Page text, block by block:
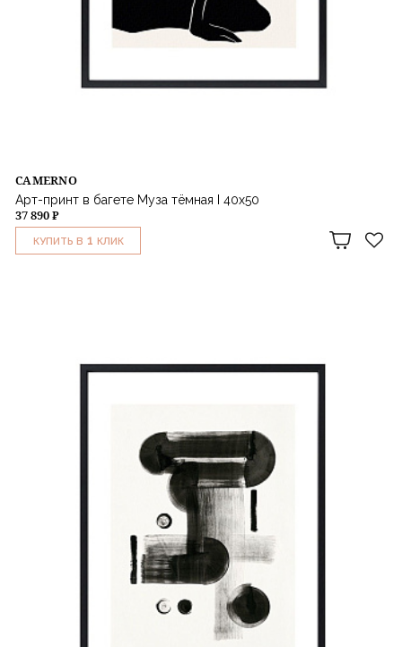
CAMERNO
Арт-принт в багете Муза тёмная I 40х50
37 890 ₽
КУПИТЬ В 1 КЛИК